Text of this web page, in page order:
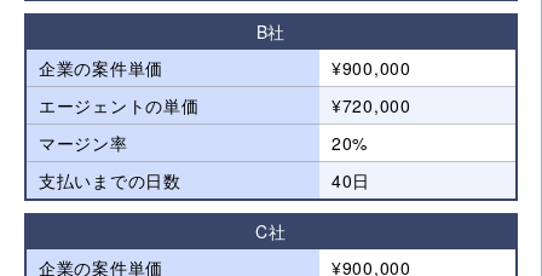
B社
企業の案件単価
¥900,000
エージェントの単価
¥720,000
マージン率
20%
支払いまでの日数
40日
C社
企業の案件単価
¥900,000